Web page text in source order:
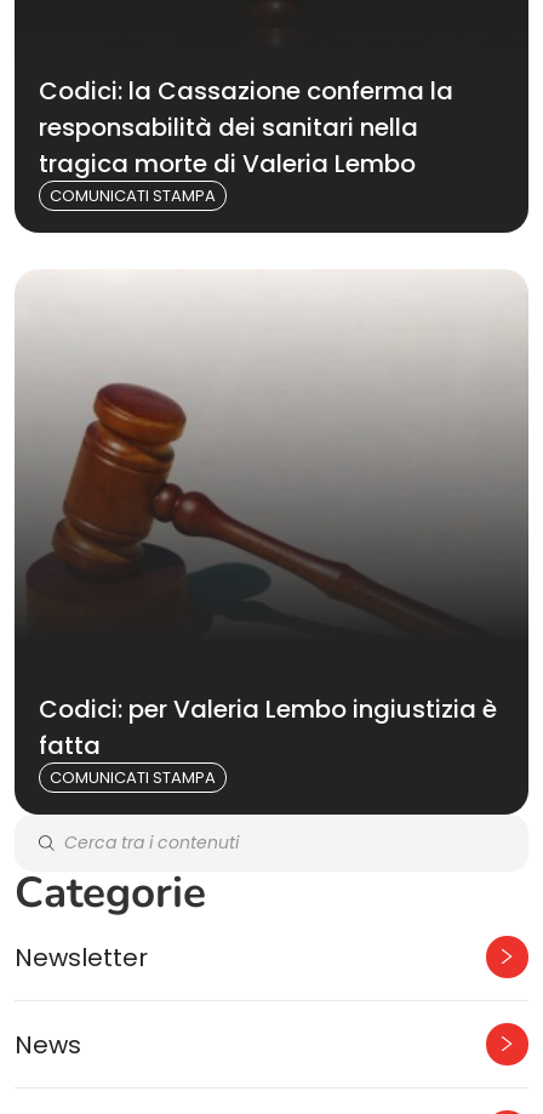
Codici: la Cassazione conferma la
responsabilità dei sanitari nella
tragica morte di Valeria Lembo
COMUNICATI STAMPA
Codici: per Valeria Lembo ingiustizia è
fatta
COMUNICATI STAMPA
Categorie
Newsletter
News